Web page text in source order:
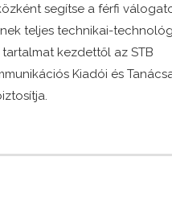
segítse a férfi
teljes technikai-
kezdettől az STB
Kiadói és